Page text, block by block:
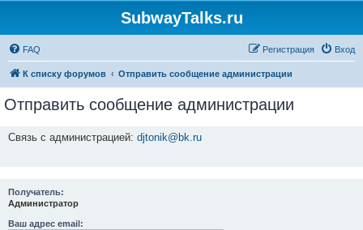
SubwayTalks.ru
FAQ Вход
Регистрация
К списку форумов Отправить сообщение администрации
Отправить сообщение администрации
Связь с администрацией: djtonik@bk.ru
Получатель:
Администратор
Ваш адрес email: